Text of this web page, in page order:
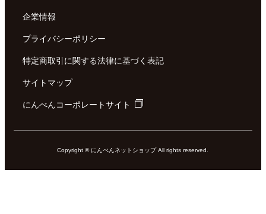
企業情報
プライバシーポリシー
特定商取引に関する法律に基づく表記
サイトマップ
にんべんコーポレートサイト
Copyright © にんべんネットショップ All rights reserved.